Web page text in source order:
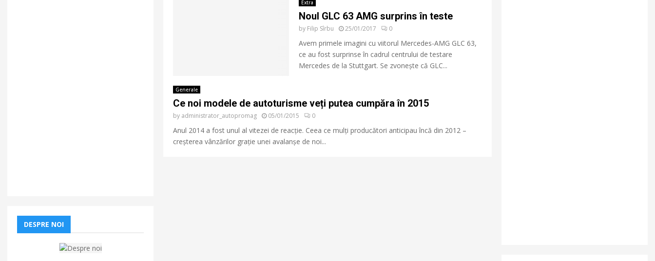
Extra
Noul GLC 63 AMG surprins în teste
by Filip Sîrbu 25/01/2017 0
Avem primele imagini cu viitorul Mercedes-AMG GLC 63,
ce au fost surprinse în cadrul centrului de testare
Mercedes de la Stuttgart. Se zvonește că GLC...
Generale
Ce noi modele de autoturisme veți putea cumpăra în 2015
by administrator_autopromag 05/01/2015 0
Anul 2014 a fost unul al vitezei de reacție. Ceea ce mulți producători anticipau încă din 2012 –
creșterea vânzărilor grație unei avalanșe de noi...
DESPRE NOI